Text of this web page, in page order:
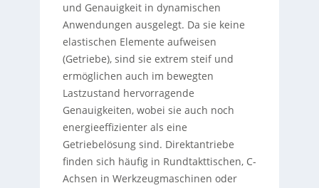
und Genauigkeit in dynamischen
Anwendungen ausgelegt. Da sie keine
elastischen Elemente aufweisen
(Getriebe), sind sie extrem steif und
ermöglichen auch im bewegten
Lastzustand hervorragende
Genauigkeiten, wobei sie auch noch
energieeffizienter als eine
Getriebelösung sind. Direktantriebe
finden sich häufig in Rundtakttischen, C-
Achsen in Werkzeugmaschinen oder